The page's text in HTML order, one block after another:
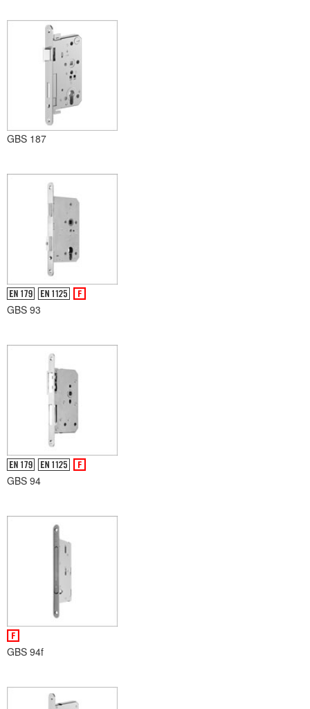
GBS 187
GBS 93
GBS 94
GBS 94f